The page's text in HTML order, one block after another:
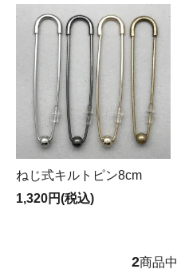
ねじ式キルトピン8cm
1,320円(税込)
2商品中